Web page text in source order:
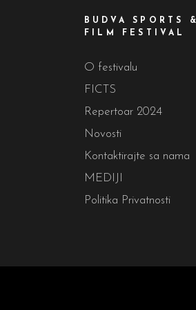
BUDVA SPORTS
FILM FESTIVAL
O festivalu
FICTS
Repertoar 2024
Novosti
Kontaktirajte sa nama
MEDIJI
Politika Privatnosti